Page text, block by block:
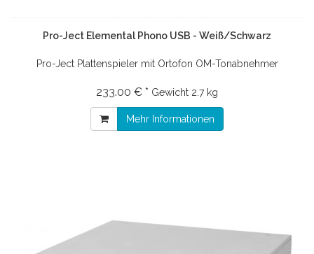
Pro-Ject Elemental Phono USB - Weiß/Schwarz
Pro-Ject Plattenspieler mit Ortofon OM-Tonabnehmer
233.00 € * Gewicht 2.7 kg
Mehr Informationen